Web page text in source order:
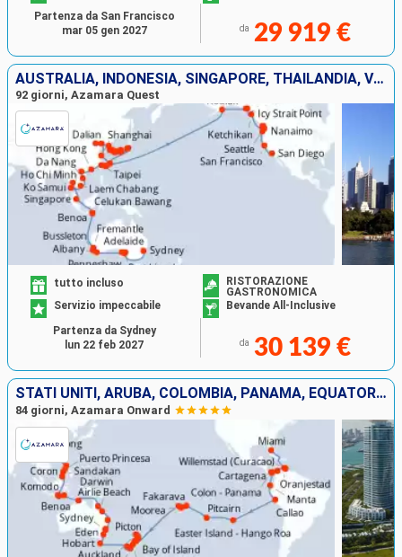
da 29 919 €
Partenza da San Francisco
mar 05 gen 2027
AUSTRALIA, INDONESIA, SINGAPORE, THAILANDIA, VIETNAM, TAIWAN, CINA, COREA DEL SUD, GIAPPONE, CANADA, STATI UNITI
92 giorni, Azamara Quest
tutto incluso
RISTORAZIONE
GASTRONOMICA
Servizio impeccabile
Bevande All-Inclusive
da 30 139 €
Partenza da Sydney
lun 22 feb 2027
STATI UNITI, ARUBA, COLOMBIA, PANAMA, EQUATORE, PERÙ, CILE, REGNO UNITO, FRANCIA, NUOVA ZELANDA, AUSTRALIA, INDONESIA, MALESIA, FILIPPINE, CINA
84 giorni, Azamara Onward